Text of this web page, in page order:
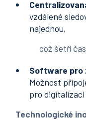
vzdálené
najednou,
což šetří čas a
Software pro
Možnost
pro
Technologické